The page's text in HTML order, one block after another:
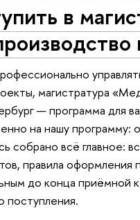
в
магистратура
— программа для
на нашу программу:
собрано всё главное:
правила оформления
до конца приёмной
поступления.